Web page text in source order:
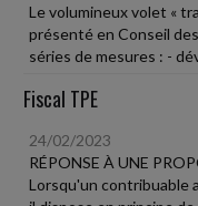
Le volumineux volet «
présenté en Conseil
séries de mesures : -
Fiscal TPE
24/02/2023
RÉPONSE À UNE
Lorsqu'un contribuable